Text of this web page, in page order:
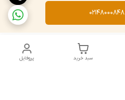
02148000848
پروفایل سبد خرید